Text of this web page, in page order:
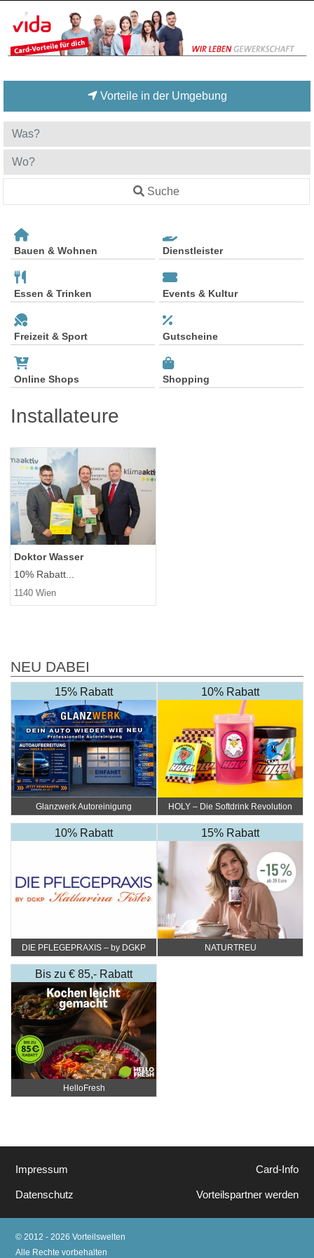
Vorteile in der Umgebung
Suche
Bauen & Wohnen Dienstleister
Essen & Trinken Events & Kultur
Freizeit & Sport Gutscheine
Online Shops Shopping
Installateure
Doktor Wasser
10% Rabatt...
1140 Wien
NEU DABEI
15% Rabatt
Glanzwerk Autoreinigung
10% Rabatt
HOLY – Die Softdrink Revolution
10% Rabatt
DIE PFLEGEPRAXIS – by DGKP
Katharina Fister
15% Rabatt
NATURTREU
Bis zu € 85,- Rabatt
HelloFresh
Impressum
Datenschutz
Card-Info
Vorteilspartner werden
© 2012 - 2026 Vorteilswelten
Alle Rechte vorbehalten